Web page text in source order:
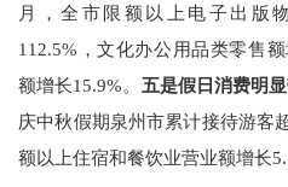
月，全市限额以上电子出版
112.5% ，文化办公用品类零售
额增长15.9%。 五是假日消费明
庆中秋假期泉州市累计接待游客
额以上住宿和餐饮业营业额增长